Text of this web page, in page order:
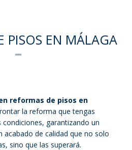
PISOS EN MÁLAGA
reformas de pisos en
la reforma que tengas
garantizando un
acabado de calidad que no solo
sino que las superará.